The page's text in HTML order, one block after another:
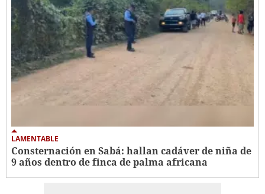
LAMENTABLE
Consternación en Sabá: hallan cadáver de niña de
9 años dentro de finca de palma africana